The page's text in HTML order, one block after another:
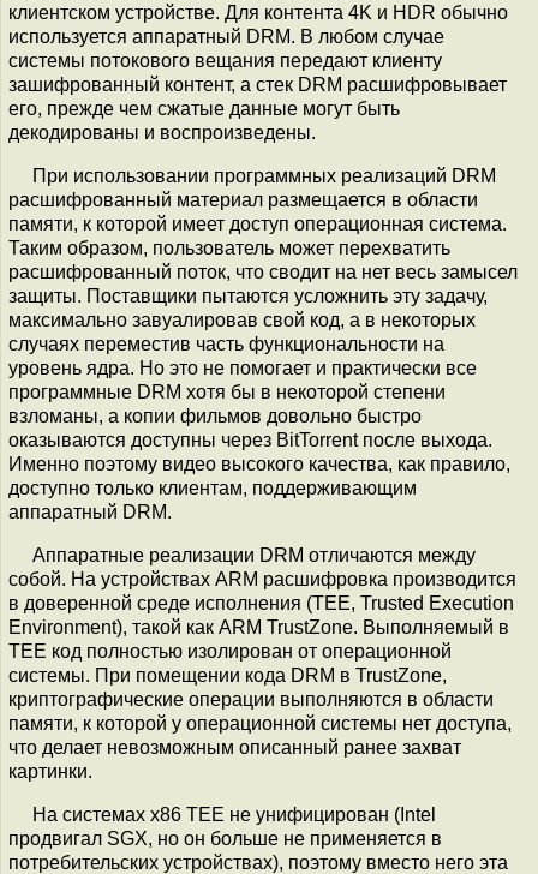
клиентском устройстве. Для контента 4K и HDR обычно
используется аппаратный DRM. В любом случае
системы потокового вещания передают клиенту
зашифрованный контент, а стек DRM расшифровывает
его, прежде чем сжатые данные могут быть
декодированы и воспроизведены.
При использовании программных реализаций DRM
расшифрованный материал размещается в области
памяти, к которой имеет доступ операционная система.
Таким образом, пользователь может перехватить
расшифрованный поток, что сводит на нет весь замысел
защиты. Поставщики пытаются усложнить эту задачу,
максимально завуалировав свой код, а в некоторых
случаях переместив часть функциональности на
уровень ядра. Но это не помогает и практически все
программные DRM хотя бы в некоторой степени
взломаны, а копии фильмов довольно быстро
оказываются доступны через BitTorrent после выхода.
Именно поэтому видео высокого качества, как правило,
доступно только клиентам, поддерживающим
аппаратный DRM.
Аппаратные реализации DRM отличаются между
собой. На устройствах ARM расшифровка производится
в доверенной среде исполнения (TEE, Trusted Execution
Environment), такой как ARM TrustZone. Выполняемый в
TEE код полностью изолирован от операционной
системы. При помещении кода DRM в TrustZone,
криптографические операции выполняются в области
памяти, к которой у операционной системы нет доступа,
что делает невозможным описанный ранее захват
картинки.
На системах x86 TEE не унифицирован (Intel
продвигал SGX, но он больше не применяется в
потребительских устройствах), поэтому вместо него эта